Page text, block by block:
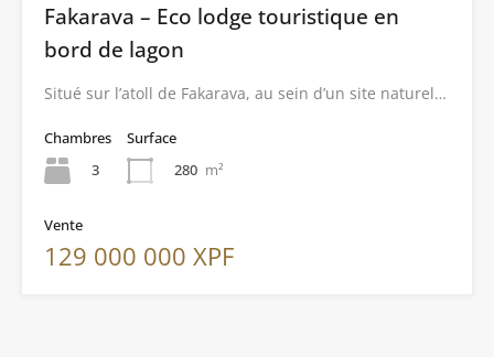
Fakarava – Eco lodge touristique en
bord de lagon
Situé sur l’atoll de Fakarava, au sein d’un site naturel…
Chambres
3
Surface
280 m²
Vente
129 000 000 XPF